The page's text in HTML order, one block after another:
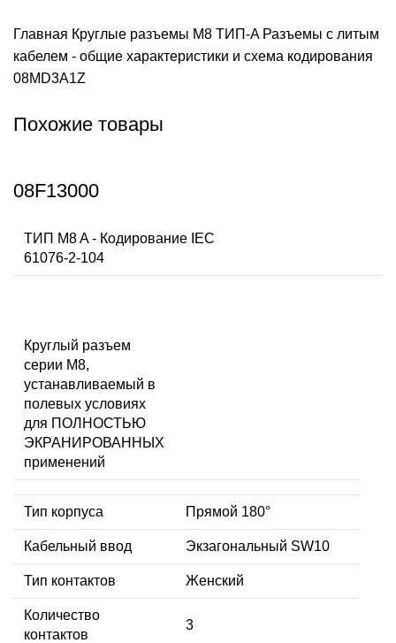
Главная Круглые разъемы M8 ТИП-A Разъемы с литым
кабелем - общие характеристики и схема кодирования
08MD3A1Z
Похожие товары
08F13000
ТИП M8 A - Кодирование IEC
61076-2-104
Круглый разъем
серии M8,
устанавливаемый в
полевых условиях
для ПОЛНОСТЬЮ
ЭКРАНИРОВАННЫХ
применений
Тип корпуса Прямой 180°
Кабельный ввод Экзагональный SW10
Тип контактов Женский
Количество
контактов
3